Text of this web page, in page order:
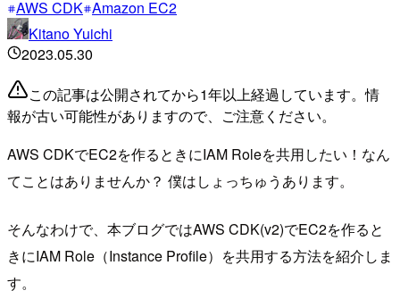
AWS CDK Amazon EC2
Kitano Yuichi
2023.05.30
この記事は公開されてから1年以上経過しています。情
報が古い可能性がありますので、ご注意ください。
AWS CDKでEC2を作るときにIAM Roleを共用したい！なん
てことはありませんか？ 僕はしょっちゅうあります。
そんなわけで、本ブログではAWS CDK(v2)でEC2を作ると
きにIAM Role（Instance Profile）を共用する方法を紹介しま
す。